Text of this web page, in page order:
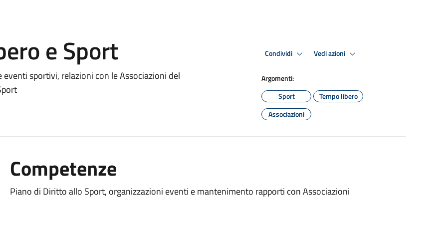
e Sport
sportivi, relazioni con le Associazioni del
Condividi Vedi azioni
Argomenti:
Sport
Tempo libero
Associazioni
Competenze
Piano di Diritto allo Sport, organizzazioni eventi e mantenimento rapporti con Associazioni